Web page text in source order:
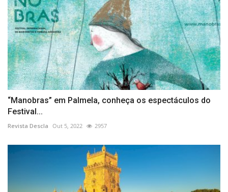
“Manobras” em Palmela, conheça os espectáculos do
Festival...
Revista Descla Out 5, 2022 2957